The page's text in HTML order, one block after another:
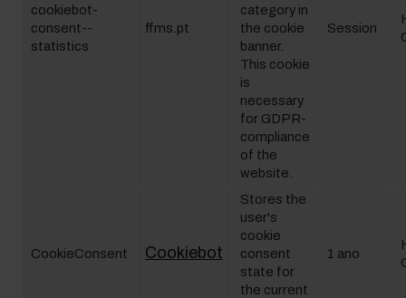
cookiebot-
consent--
statistics
ffms.pt
category in
the cookie
banner.
This cookie
is
necessary
for GDPR-
compliance
of the
website.
Session
CookieConsent Cookiebot
Stores the
user's
cookie
consent
state for
the current
1 ano